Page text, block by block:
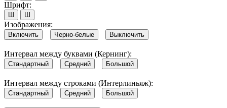
Шрифт:
Ш Ш
Изображения:
Включить Черно-белые Выключить
Интервал между буквами (Кернинг):
Стандартный Средний Большой
Интервал между строками (Интерлиньяж):
Стандартный Средний Большой